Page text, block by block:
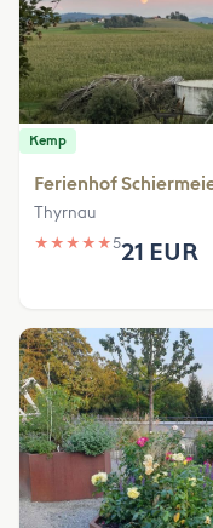
Kemp
Ferienhof
Thyrnau
★ ★ ★ ★ ★521 EUR